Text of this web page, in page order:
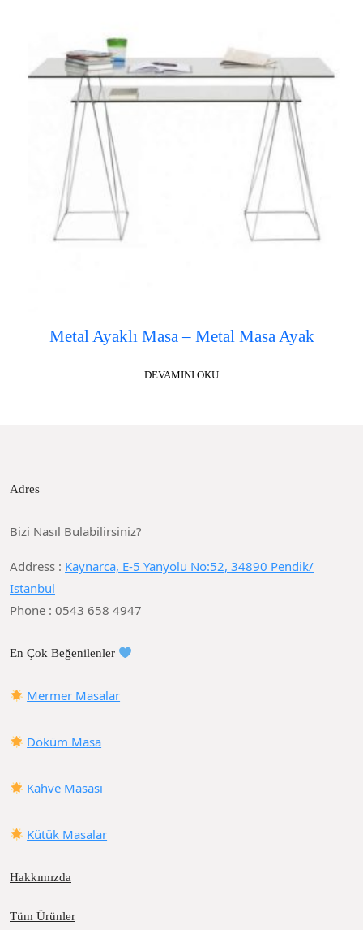
Metal Ayaklı Masa – Metal Masa Ayak
DEVAMINI OKU
Adres
Bizi Nasıl Bulabilirsiniz?
Address : Kaynarca, E-5 Yanyolu No:52, 34890 Pendik/
İstanbul
Phone : 0543 658 4947
En Çok Beğenilenler
Mermer Masalar
Döküm Masa
Kahve Masası
Kütük Masalar
Hakkımızda
Tüm Ürünler